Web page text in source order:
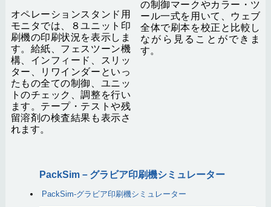
オペレーションスタンド用
モニタでは、８ユニット印
刷機の印刷状況を表示しま
す。給紙、フェスツーン機
構、インフィード、スリッ
ター、リワインダーといっ
たもの全ての制御、ユニッ
トのチェック、調整を行い
ます。テープ・テストや残
留溶剤の検査結果も表示さ
れます。
の制御マークやカラー・ツ
ール一式を用いて、ウェブ
全体で刷本を校正と比較し
ながら見ることができま
す。
PackSim－グラビア印刷機シミュレーター
PackSim-グラビア印刷機シミュレーター